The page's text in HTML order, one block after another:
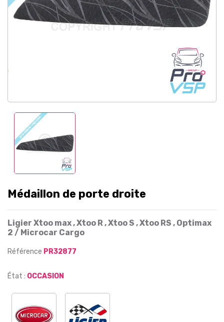
Médaillon de porte droite
Ligier Xtoo max , Xtoo R , Xtoo S , Xtoo RS , Optimax
2 / Microcar Cargo
Référence PR32877
État : OCCASION